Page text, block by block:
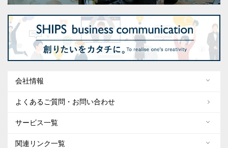
会社情報
よくあるご質問・お問い合わせ
サービス一覧
関連リンク一覧